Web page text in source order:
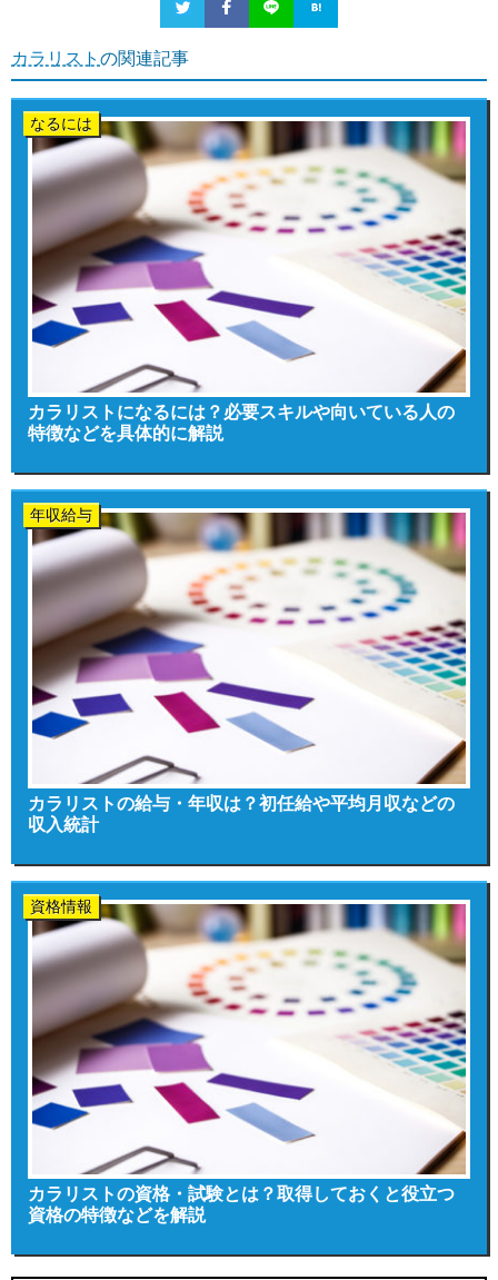
カラリスト の関連記事
なるには
カラリストになるには？必要スキルや向いている人の
特徴などを具体的に解説
年収給与
カラリストの給与・年収は？初任給や平均月収などの
収入統計
資格情報
カラリストの資格・試験とは？取得しておくと役立つ
資格の特徴などを解説